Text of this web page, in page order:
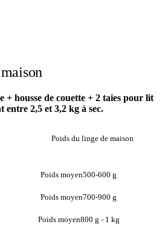
+ housse de couette + 2 taies pour lit
entre 2,5 et 3,2 kg à sec.
Poids du linge de maison
Poids moyen500-600 g
Poids moyen700-900 g
Poids moyen800 g - 1 kg